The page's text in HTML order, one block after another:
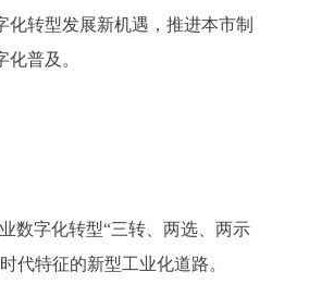
转型发展新机遇，推进本市制
普及。
数字化转型“三转、两选、两示
代特征的新型工业化道路。